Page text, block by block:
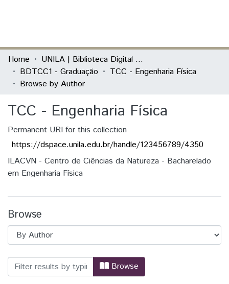
Communities & Collections
All of DSpace
Home
UNILA | Biblioteca Digital de Trabalhos de Conclusão de Curso
BDTCC1 - Graduação
TCC - Engenharia Física
Browse by Author
TCC - Engenharia Física
Permanent URI for this collection
https://dspace.unila.edu.br/handle/123456789/4350
ILACVN - Centro de Ciências da Natureza - Bacharelado
em Engenharia Física
Browse
Browsing TCC - Engenharia Física by
Browse